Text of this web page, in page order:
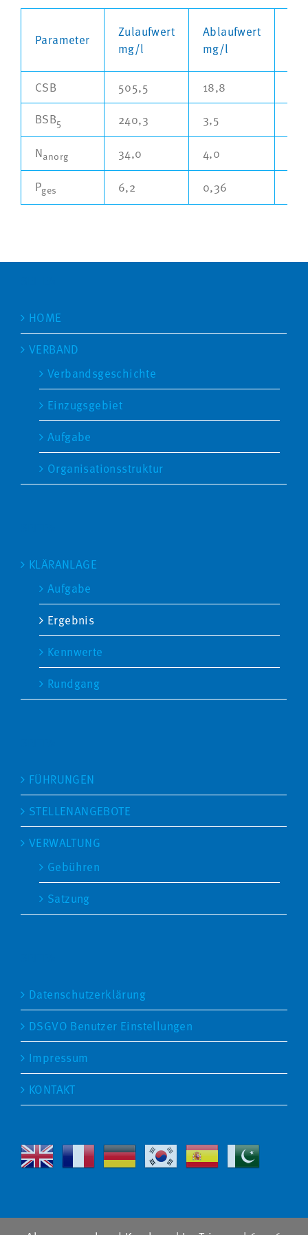
Parameter
Zulaufwert
mg/l
Ablaufwert
mg/l
CSB 505,5 18,8
BSB5 240,3 3,5
Nanorg 34,0 4,0
Pges 6,2 0,36
HOME
VERBAND
Verbandsgeschichte
Einzugsgebiet
Aufgabe
Organisationsstruktur
KLÄRANLAGE
Aufgabe
Ergebnis
Kennwerte
Rundgang
FÜHRUNGEN
STELLENANGEBOTE
VERWALTUNG
Gebühren
Satzung
Datenschutzerklärung
DSGVO Benutzer Einstellungen
Impressum
KONTAKT